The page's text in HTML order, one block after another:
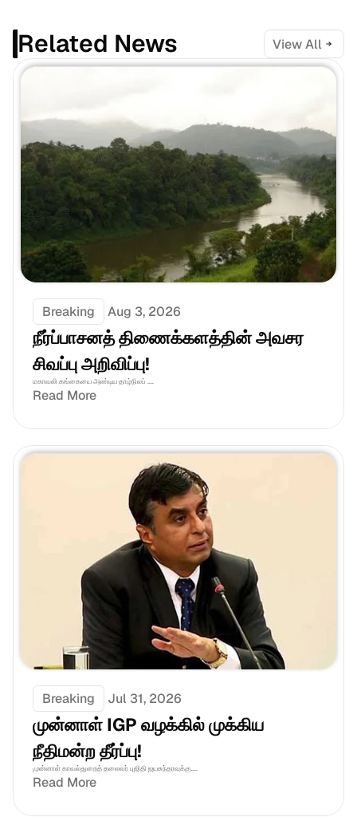
Related News View All
Breaking Aug 3, 2026
நீர்ப்பாசனத் திணைக்களத்தின் அவசர
சிவப்பு அறிவிப்பு!
மகாவலி கங்கையை அண்டிய தாழ்நிலப் ....
Read More
Breaking Jul 31, 2026
முன்னாள் IGP வழக்கில் முக்கிய
நீதிமன்ற தீர்ப்பு!
முன்னாள் காவல்துறைத் தலைவர் புஜிதி ஜயசுந்தரவுக்கு....
Read More